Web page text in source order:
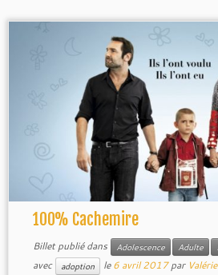
100% Cachemire
Billet publié dans Adolescence Adulte
avec
adoption le6 avril 2017 par